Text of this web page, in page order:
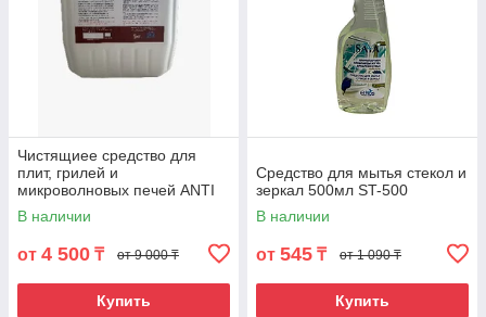
Чистящиее средство для
плит, грилей и
микроволновых печей ANTI
FETT LIGHT 5кг. AJ-5
В наличии
от 4 500 ₸ от 9 000 ₸
Купить
Средство для мытья стекол и
зеркал 500мл ST-500
В наличии
от 545 ₸ от 1 090 ₸
Купить